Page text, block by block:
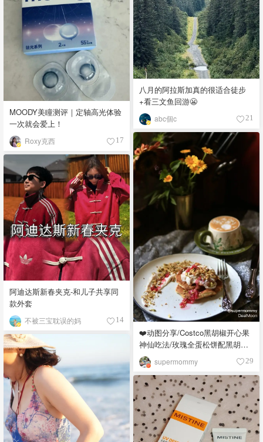
八月的阿拉斯加真的很适合徒步
+看三文鱼回游😬
abc個c 21
MOODY美瞳测评｜定轴高光体验
一次就会爱上！
Roxy克西 17
❤️动图分享/Costco黑胡椒开心果
神仙吃法/玫瑰全蛋松饼配黑胡椒
开心果碎太惊艳😍
supermommy 29
阿迪达斯新春夹克-和儿子共享同
款外套
不被三宝耽误的妈 14